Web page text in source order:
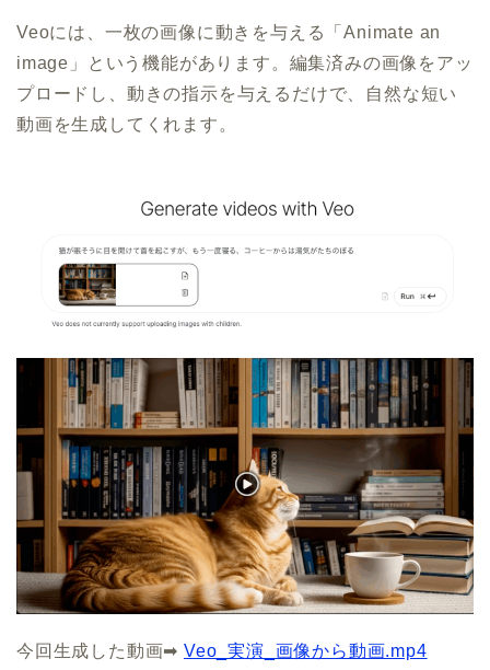
Veoには、一枚の画像に動きを与える「Animate an
image」という機能があります。編集済みの画像をアッ
プロードし、動きの指示を与えるだけで、自然な短い
動画を生成してくれます。
今回生成した動画➡︎ Veo_実演_画像から動画.mp4